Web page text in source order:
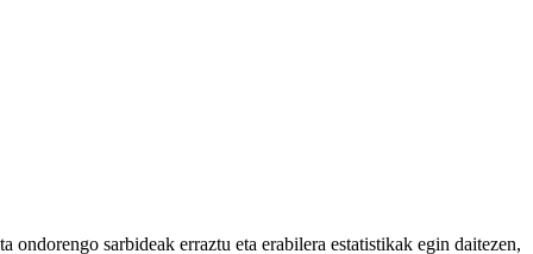
sarbideak erraztu eta erabilera estatistikak egin daitezen,